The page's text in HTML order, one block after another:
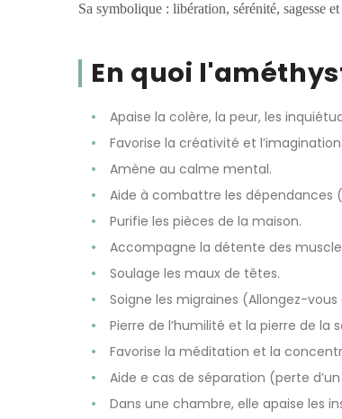
Sa symbolique : libération, sérénité, sagesse
En quoi
Apaise la colère, la peur, les
Favorise la créativité et l’imagination.
Amène au calme mental.
Aide à combattre les dépendances
Purifie les pièces de la maison.
Accompagne la détente des
Soulage les maux de têtes.
Soigne les migraines (Allongez-
Pierre de l’humilité et la pierre de la
Favorise la méditation et la
Aide e cas de séparation (perte
Dans une chambre, elle apaise les